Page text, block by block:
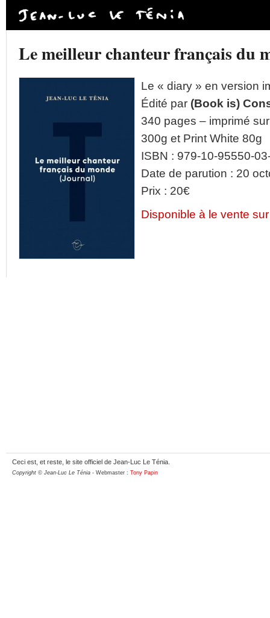
Le meilleur chanteur français du
Le « diary » en version
Édité par (Book is)
340 pages – imprimé
300g et Print White 80g
ISBN : 979-10-95550-
Date de parution : 20
Prix : 20€
Disponible à le vente
Ceci est, et reste, le site officiel de Jean-Luc Le Ténia.
Copyright © Jean-Luc Le Ténia - Webmaster : Tony Papin